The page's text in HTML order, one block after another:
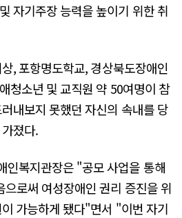
자기주장 능력을 높이기 위한 취
, 포항명도학교, 경상북도장애인
청소년 및 교직원 약 50여명이 참
내보지 못했던 자신의 속내를 당
졌다.
인복지관장은 "공모 사업을 통해
으로써 여성장애인 권리 증진을 위
가능하게 됐다"면서 "이번 자기